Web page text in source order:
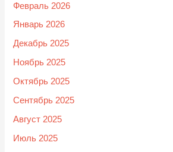
Февраль 2026
Январь 2026
Декабрь 2025
Ноябрь 2025
Октябрь 2025
Сентябрь 2025
Август 2025
Июль 2025